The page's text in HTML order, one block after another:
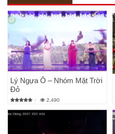
Lý Ngựa Ô – Nhóm Mặt Trời
Đỏ
2,490